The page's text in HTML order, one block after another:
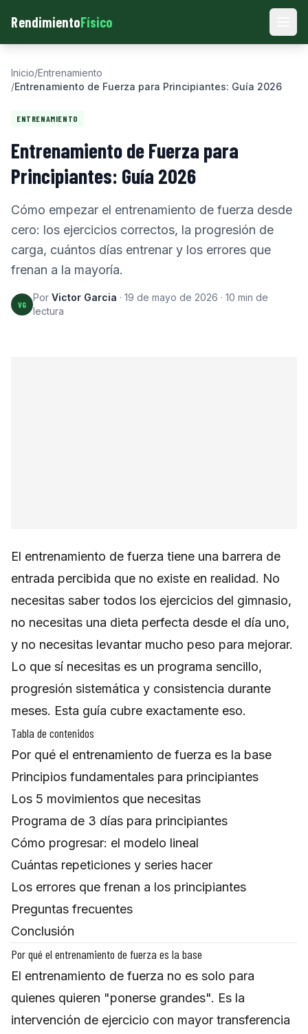
RendimientoFísico
Inicio/Entrenamiento
/Entrenamiento de Fuerza para Principiantes: Guía 2026
ENTRENAMIENTO
Entrenamiento de Fuerza para
Principiantes: Guía 2026
Cómo empezar el entrenamiento de fuerza desde
cero: los ejercicios correctos, la progresión de
carga, cuántos días entrenar y los errores que
frenan a la mayoría.
VG
Por Victor Garcia · 19 de mayo de 2026 · 10 min de
lectura
El entrenamiento de fuerza tiene una barrera de
entrada percibida que no existe en realidad. No
necesitas saber todos los ejercicios del gimnasio,
no necesitas una dieta perfecta desde el día uno,
y no necesitas levantar mucho peso para mejorar.
Lo que sí necesitas es un programa sencillo,
progresión sistemática y consistencia durante
meses. Esta guía cubre exactamente eso.
Tabla de contenidos
Por qué el entrenamiento de fuerza es la base
Principios fundamentales para principiantes
Los 5 movimientos que necesitas
Programa de 3 días para principiantes
Cómo progresar: el modelo lineal
Cuántas repeticiones y series hacer
Los errores que frenan a los principiantes
Preguntas frecuentes
Conclusión
Por qué el entrenamiento de fuerza es la base
El entrenamiento de fuerza no es solo para
quienes quieren "ponerse grandes". Es la
intervención de ejercicio con mayor transferencia